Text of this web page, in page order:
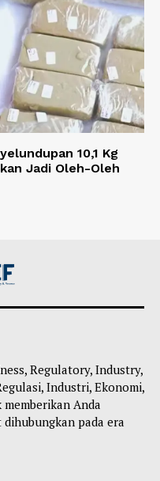
10,1 Kg
Jadi Oleh-Oleh
Regulatory, Industry,
Industri, Ekonomi,
Anda
pada era